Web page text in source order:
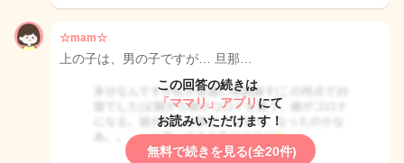
☆mam☆
上の子は、男の子ですが… 旦那…
この回答の続きは
「ママリ」アプリ にて
お読みいただけます！
無料で続きを見る(全20件)